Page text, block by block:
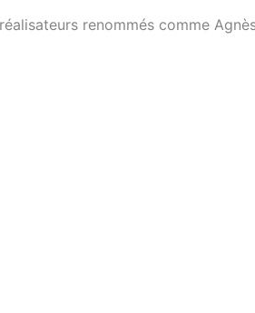
renommés comme